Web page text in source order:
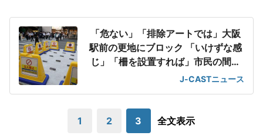
「危ない」「排除アートでは」大阪
駅前の更地にブロック 「いけずな感
じ」「柵を設置すれば」市民の間で
J-CASTニュース
1 2 3 全文表示